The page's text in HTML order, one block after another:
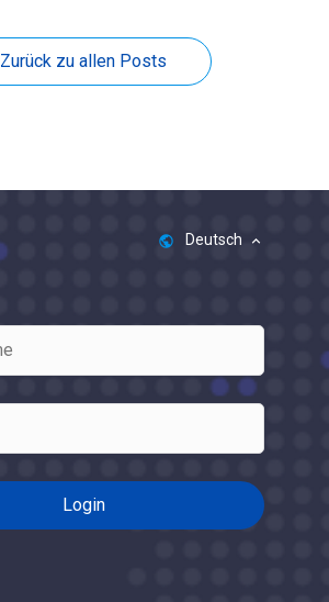
Zurück zu allen Posts
public Deutsch keyboard_arrow_up